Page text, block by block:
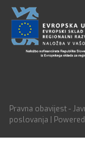
Pravna obavijest -
poslovanja